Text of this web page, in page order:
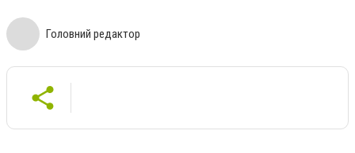
Головний редактор